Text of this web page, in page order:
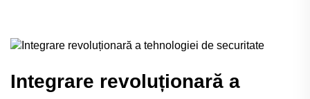
Integrare revoluționară a